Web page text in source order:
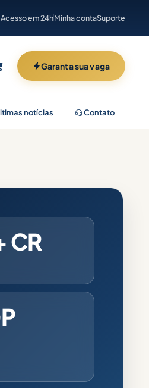
Acesso em 24hMinha contaSuporte
Garanta sua vaga
notícias Contato
CR